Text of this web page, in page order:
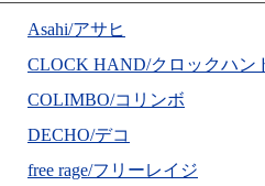
Asahi/アサヒ
CLOCK HAND/クロックハン
COLIMBO/コリンボ
DECHO/デコ
free rage/フリーレイジ